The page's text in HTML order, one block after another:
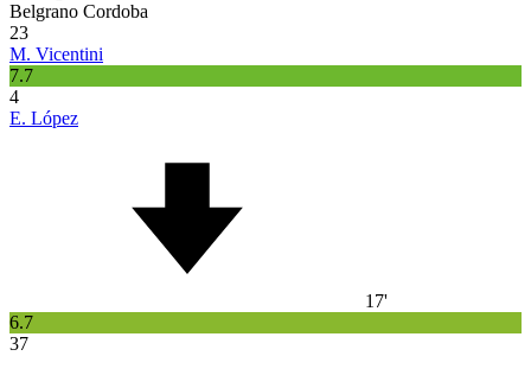
Belgrano Cordoba
23
M. Vicentini
7.7
4
E. López
17'
6.7
37